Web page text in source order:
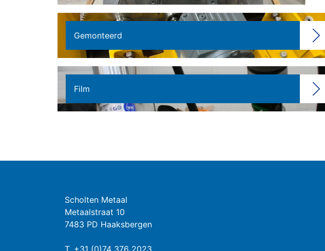
Gemonteerd
Film
Scholten Metaal
Metaalstraat 10
7483 PD Haaksbergen
T. +31 (0)74 376 2023